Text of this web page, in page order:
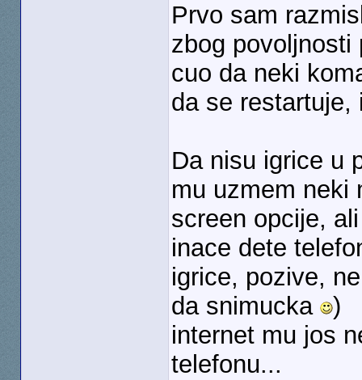
Prvo sam
zbog povoljnosti
cuo da neki
da se
Da nisu igrice u
mu uzmem neki
screen opcije,
inace dete
igrice, pozive,
da snimucka
)
internet mu jos
telefonu...